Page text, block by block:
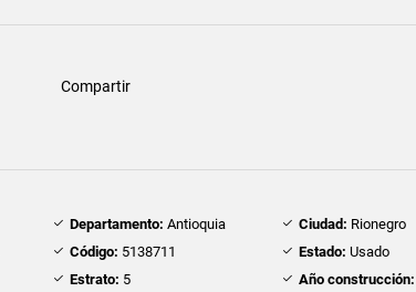
Compartir
Departamento: Antioquia Ciudad: Rionegro
Código: 5138711 Estado: Usado
Estrato: 5 Año construcción: